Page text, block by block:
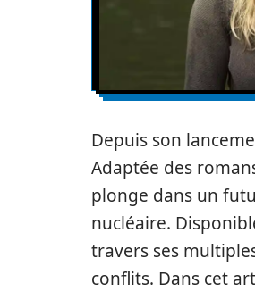
Depuis son
Adaptée des
plonge dans un
nucléaire.
travers ses
conflits. Dans cet